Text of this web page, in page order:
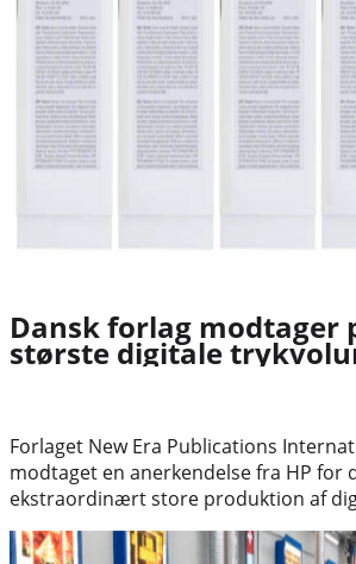
Dansk forlag modtager
største digitale
Forlaget New Era Publications
modtaget en anerkendelse fra HP for
ekstraordinært store produktion af